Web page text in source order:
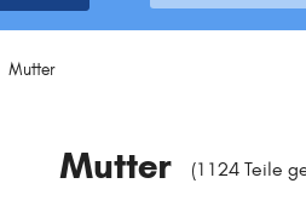
Mutter
Mutter (1124 Teile